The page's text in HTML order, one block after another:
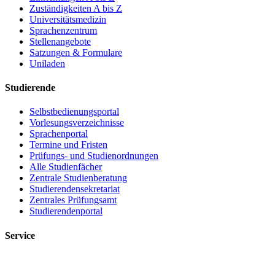
Zuständigkeiten A bis Z
Universitätsmedizin
Sprachenzentrum
Stellenangebote
Satzungen & Formulare
Uniladen
Studierende
Selbstbedienungsportal
Vorlesungsverzeichnisse
Sprachenportal
Termine und Fristen
Prüfungs- und Studienordnungen
Alle Studienfächer
Zentrale Studienberatung
Studierendensekretariat
Zentrales Prüfungsamt
Studierendenportal
Service